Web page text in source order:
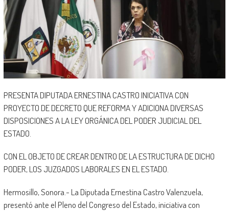
PRESENTA DIPUTADA ERNESTINA CASTRO INICIATIVA CON
PROYECTO DE DECRETO QUE REFORMA Y ADICIONA DIVERSAS
DISPOSICIONES A LA LEY ORGÁNICA DEL PODER JUDICIAL DEL
ESTADO.
CON EL OBJETO DE CREAR DENTRO DE LA ESTRUCTURA DE DICHO
PODER, LOS JUZGADOS LABORALES EN EL ESTADO.
Hermosillo, Sonora.- La Diputada Ernestina Castro Valenzuela,
presentó ante el Pleno del Congreso del Estado, iniciativa con